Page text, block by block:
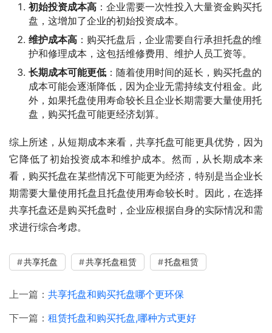
初始投资成本高 ：企业需要一次性投入大量资金购买托
盘，这增加了企业的初始投资成本。
维护成本高 ：购买托盘后，企业需要自行承担托盘的维
护和修理成本，这包括维修费用、维护人员工资等。
长期成本可能更低 ：随着使用时间的延长，购买托盘的
成本可能会逐渐降低，因为企业无需持续支付租金。此
外，如果托盘使用寿命较长且企业长期需要大量使用托
盘，购买托盘可能更经济划算。
综上所述，从短期成本来看，共享托盘可能更具优势，因为
它降低了初始投资成本和维护成本。然而，从长期成本来
看，购买托盘在某些情况下可能更为经济，特别是当企业长
期需要大量使用托盘且托盘使用寿命较长时。因此，在选择
共享托盘还是购买托盘时，企业应根据自身的实际情况和需
求进行综合考虑。
共享托盘 共享托盘租赁 托盘租赁
上一篇： 共享托盘和购买托盘哪个更环保
下一篇： 租赁托盘和购买托盘,哪种方式更好